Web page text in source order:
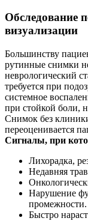
Обследование
визуализации
Большинству
рутинные снимки
неврологический
требуется при
системное
при стойкой боли,
Снимок без
переоценивается
Сигналы, при
Лихорадка,
Недавняя
Нарушение
промежности.
Быстро